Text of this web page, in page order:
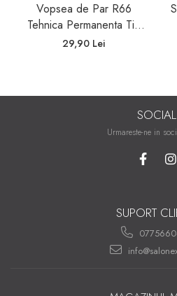
Vopsea de Par R66
Tehnica Permanenta Tip
Booster Rosu - Fanola
29,90 Lei
SOCIAL
Urmareste-ne in
SUPORT